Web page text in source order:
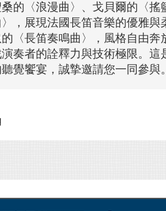
的〈浪漫曲〉、戈貝爾的〈搖
〉，展現法國長笛音樂的優雅
〈長笛奏鳴曲〉，風格自由奔
奏者的詮釋力與技術極限。這
覺饗宴，誠摯邀請您一同參與